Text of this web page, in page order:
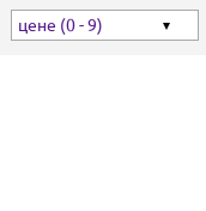
цене (0 - 9)